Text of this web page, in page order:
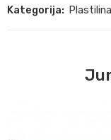
Kategorija: